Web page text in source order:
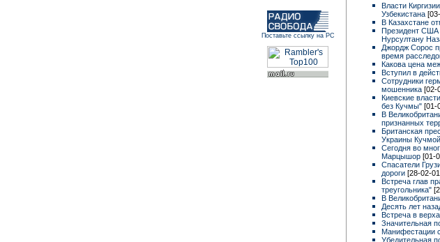
Поставьте ссылку на РС
Власти
Узбекистана
В Казахстане
Президент США
Нурсултану
Джордж Сорос
время
Какова цена
Вступил в
Сотрудники
мошенника [02-
Киевские
без Кучмы" [01-
В
признанных
Британская
Украины
Сегодня во
Марцышор [01-
Спасатели
дороги [28-02-
Встреча глав
треугольника"
В
Десять лет
Встреча в
Значительная
Манифестации
Убедительная